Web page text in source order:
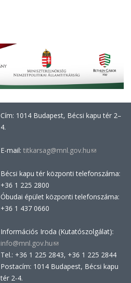
Cím: 1014 Budapest, Bécsi kapu tér 2–
4.
E-mail: titkarsag@mnl.gov.hu(link
e-
Bécsi kapu tér központi telefonszáma:
+36 1 225 2800
Óbudai épület központi telefonszáma:
+36 1 437 0660
Információs Iroda (Kutatószolgálat):
info@mnl.gov.hu(link
sends
e-
Tel.: +36 1 225 2843, +36 1 225 2844
Postacím: 1014 Budapest, Bécsi kapu
tér 2-4.